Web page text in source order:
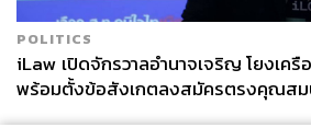
POLITICS
iLaw เปิดจักรวาลอำนาจเจริญ โยงเค
พร้อมตั้งข้อสังเกตลงสมัครตรงคุณสม